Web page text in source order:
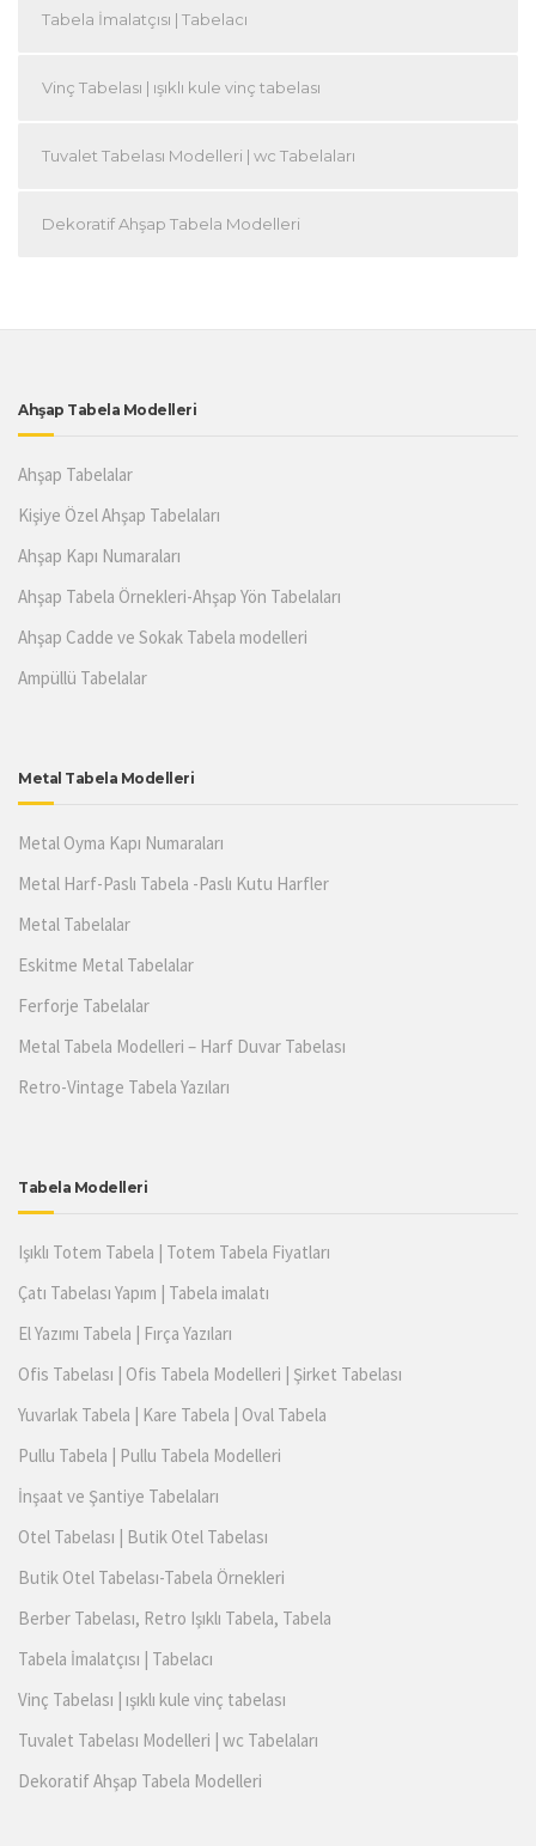
Tabela İmalatçısı | Tabelacı
Vinç Tabelası | ışıklı kule vinç tabelası
Tuvalet Tabelası Modelleri | wc Tabelaları
Dekoratif Ahşap Tabela Modelleri
Ahşap Tabela Modelleri
Ahşap Tabelalar
Kişiye Özel Ahşap Tabelaları
Ahşap Kapı Numaraları
Ahşap Tabela Örnekleri-Ahşap Yön Tabelaları
Ahşap Cadde ve Sokak Tabela modelleri
Ampüllü Tabelalar
Metal Tabela Modelleri
Metal Oyma Kapı Numaraları
Metal Harf-Paslı Tabela -Paslı Kutu Harfler
Metal Tabelalar
Eskitme Metal Tabelalar
Ferforje Tabelalar
Metal Tabela Modelleri – Harf Duvar Tabelası
Retro-Vintage Tabela Yazıları
Tabela Modelleri
Işıklı Totem Tabela | Totem Tabela Fiyatları
Çatı Tabelası Yapım | Tabela imalatı
El Yazımı Tabela | Fırça Yazıları
Ofis Tabelası | Ofis Tabela Modelleri | Şirket Tabelası
Yuvarlak Tabela | Kare Tabela | Oval Tabela
Pullu Tabela | Pullu Tabela Modelleri
İnşaat ve Şantiye Tabelaları
Otel Tabelası | Butik Otel Tabelası
Butik Otel Tabelası-Tabela Örnekleri
Berber Tabelası, Retro Işıklı Tabela, Tabela
Tabela İmalatçısı | Tabelacı
Vinç Tabelası | ışıklı kule vinç tabelası
Tuvalet Tabelası Modelleri | wc Tabelaları
Dekoratif Ahşap Tabela Modelleri